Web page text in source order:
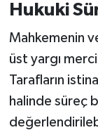
Hukuki
Mahkemenin
üst yargı
Tarafların
halinde süreç